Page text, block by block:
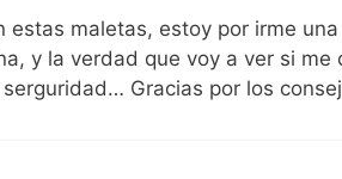
estas maletas, estoy por irme
y la verdad que voy a ver si me
Gracias por los